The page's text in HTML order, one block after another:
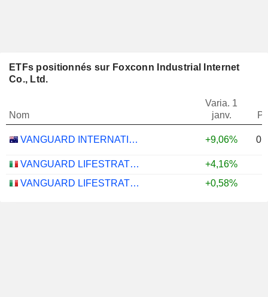
ETFs positionnés sur Foxconn Industrial Internet
Co., Ltd.
Nom
Varia. 1
janv.
VANGUARD INTERNATIONAL EQUITY INDEX FUNDS - VANGUARD FTSE ALL-WORLD EX-US ETF +9,06%
VANGUARD LIFESTRATEGY 40% EQUITY UCITS ETF - DISTRIBUTING - EUR +4,16%
VANGUARD LIFESTRATEGY 20% EQUITY UCITS ETF - DISTRIBUTING - EUR
+0,58%